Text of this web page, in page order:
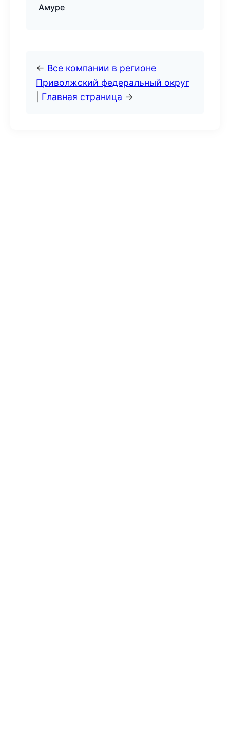
Амуре
← Все компании в регионе
Приволжский федеральный округ
Главная страница →